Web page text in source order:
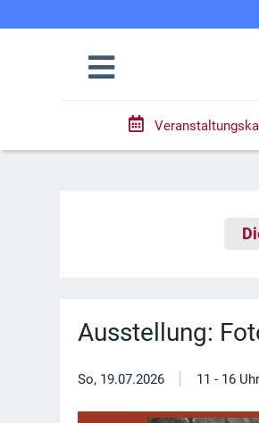
Ausstellung:
So, 19.07.2026 | 11 - 16 Uhr